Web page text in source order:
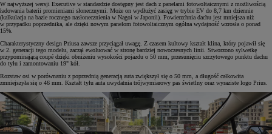
W najwyższej wersji Executive w standardzie dostępny jest dach z panelami fotowoltaicznymi z możliwością
ładowania baterii promieniami słonecznymi. Może on wydłużyć zasięg w trybie EV do 8,7 km dziennie
(kalkulacja na bazie rocznego nasłonecznienia w Nagoi w Japonii). Powierzchnia dachu jest mniejsza niż
w przypadku poprzednika, ale dzięki nowym panelom fotowoltaicznym ogólna wydajność wzrosła o ponad
15%.
Charakterystyczny design Priusa zawsze przyciągał uwagę. Z czasem kultowy kształt klina, który pojawił się
w 2. generacji tego modelu, zaczął ewoluować w stronę bardziej nowoczesnych linii. Stworzono sylwetkę
przypominającą coupé dzięki obniżeniu wysokości pojazdu o 50 mm, przesunięciu szczytowego punktu dachu
do tyłu i zamontowaniu 19" kół.
Rozstaw osi w porównaniu z poprzednią generacją auta zwiększył się o 50 mm, a długość całkowita
zmniejszyła się o 46 mm. Kształt tyłu auta uwydatnia trójwymiarowy pas świetlny oraz wyraziste logo Prius.